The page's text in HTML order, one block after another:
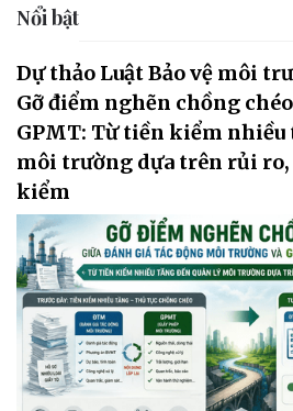
Nổi bật
Dự thảo Luật Bảo vệ môi
Gỡ điểm nghẽn chồng
GPMT: Từ tiền kiểm nhiều
môi trường dựa trên rủi ro,
kiểm